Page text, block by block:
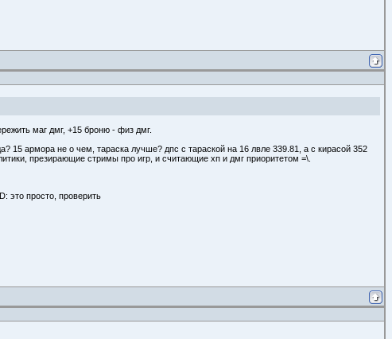
маг дмг, +15 броню - физ дмг.
армора не о чем, тараска лучше? дпс с тараской на 16 лвле 339.81, а с кирасой 352
презирающие стримы про игр, и считающие хп и дмг приоритетом =\.
это просто, проверить